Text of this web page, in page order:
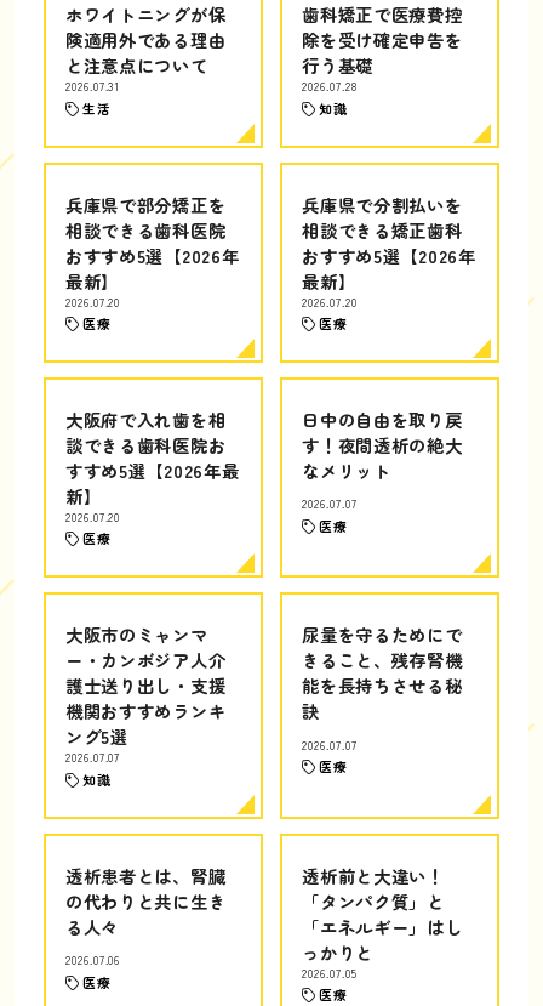
ホワイトニングが保
険適用外である理由
と注意点について
2026.07.31
生活
歯科矯正で医療費控
除を受け確定申告を
行う基礎
2026.07.28
知識
兵庫県で部分矯正を
相談できる歯科医院
おすすめ5選【2026年
最新】
2026.07.20
医療
兵庫県で分割払いを
相談できる矯正歯科
おすすめ5選【2026年
最新】
2026.07.20
医療
大阪府で入れ歯を相
談できる歯科医院お
すすめ5選【2026年最
新】
2026.07.20
医療
日中の自由を取り戻
す！夜間透析の絶大
なメリット
2026.07.07
医療
大阪市のミャンマ
ー・カンボジア人介
護士送り出し・支援
機関おすすめランキ
ング5選
2026.07.07
知識
尿量を守るためにで
きること、残存腎機
能を長持ちさせる秘
訣
2026.07.07
医療
透析患者とは、腎臓
の代わりと共に生き
る人々
2026.07.06
医療
透析前と大違い！
「タンパク質」と
「エネルギー」はし
っかりと
2026.07.05
医療